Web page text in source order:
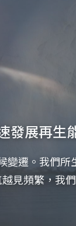
發展再生
遷。我們
見頻繁，我